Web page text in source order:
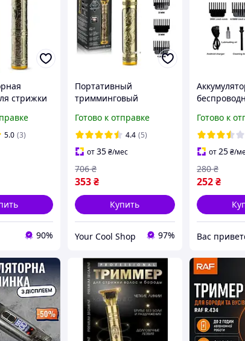
стрижки
5.0 (3)
90%
Портативный
тримминговый
бородой и прической с
несколькими
режимами
применения дома
Готово к отправке
4.4 (5)
от35₴/мес
353₴
706 ₴
Купить
Your Cool Shop 97%
R.427
Готово к
от25 ₴/
252 ₴
280 ₴